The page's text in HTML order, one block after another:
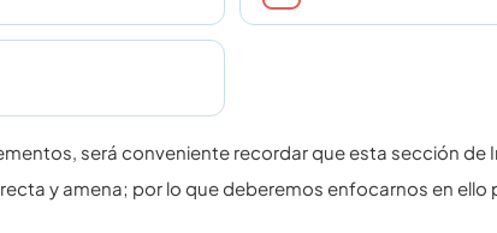
será conveniente recordar que esta sección
y amena; por lo que deberemos enfocarnos en ello